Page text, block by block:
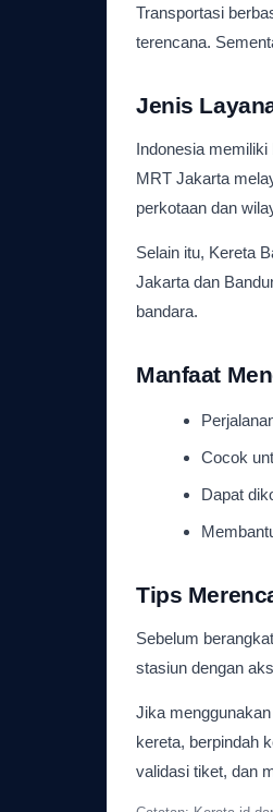
Transportasi
terencana.
Jenis
Indonesia
MRT Jakarta
perkotaan dan
Selain itu, Kereta
Jakarta dan
bandara.
Manfaat
Cocok
Dapat
Tips
Sebelum
stasiun dengan
Jika
kereta, berpindah
validasi tiket, dan